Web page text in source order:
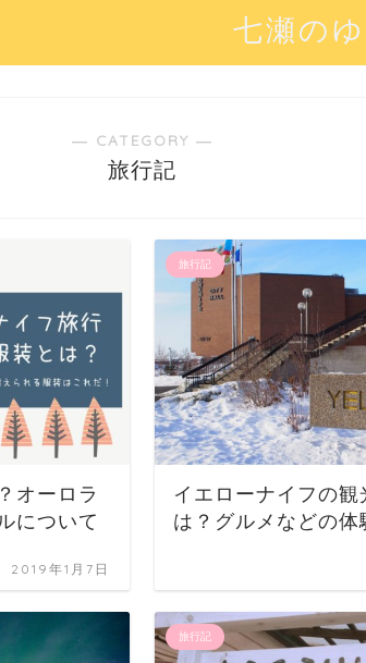
七瀬の
― CATEGORY ―
旅行記
オーロラ
について
2019年1月7日
旅行記
イエローナイフの
は？グルメなどの体
旅行記